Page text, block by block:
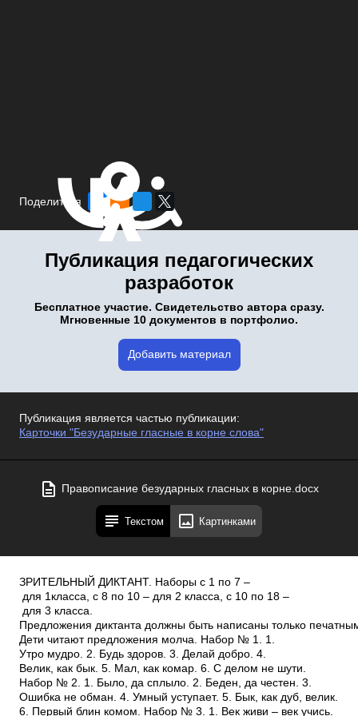
Поделиться
Публикация педагогических
разработок
Бесплатное участие. Свидетельство автора сразу.
Мгновенные 10 документов в портфолио.
Добавить материал
Публикация является частью публикации:
Карточки "Безударные гласные в корне слова"
Правописание безударных гласных в корне.docx
Текстом Картинками
ЗРИТЕЛЬНЫЙ ДИКТАНТ. Наборы с 1 по 7 –
для 1класса, с 8 по 10 – для 2 класса, с 10 по 18 –
для 3 класса.
Предложения диктанта должны быть написаны только
Дети читают предложения молча. Набор № 1. 1.
Утро мудро. 2. Будь здоров. 3. Делай добро. 4.
Велик, как бык. 5. Мал, как комар. 6. С делом не шути.
Набор № 2. 1. Было, да сплыло. 2. Беден, да честен. 3.
Ошибка не обман. 4. Умный уступает. 5. Бык, как дуб, велик.
6. Первый блин комом. Набор № 3. 1. Век живи – век учись.